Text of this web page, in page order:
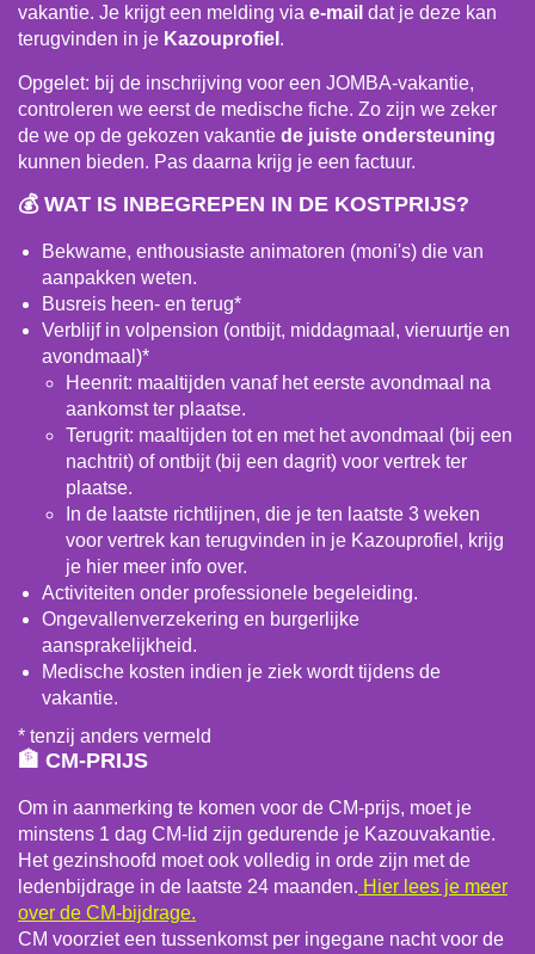
vakantie. Je krijgt een melding via e-mail dat je deze kan
terugvinden in je Kazouprofiel .
Opgelet: bij de inschrijving voor een JOMBA-vakantie,
controleren we eerst de medische fiche. Zo zijn we zeker
de we op de gekozen vakantie de juiste ondersteuning
kunnen bieden. Pas daarna krijg je een factuur.
💰 WAT IS INBEGREPEN IN DE KOSTPRIJS?
Bekwame, enthousiaste animatoren (moni's) die van
aanpakken weten.
Busreis heen- en terug*
Verblijf in volpension (ontbijt, middagmaal, vieruurtje en
avondmaal)*
Heenrit: maaltijden vanaf het eerste avondmaal na
aankomst ter plaatse.
Terugrit: maaltijden tot en met het avondmaal (bij een
nachtrit) of ontbijt (bij een dagrit) voor vertrek ter
plaatse.
In de laatste richtlijnen, die je ten laatste 3 weken
voor vertrek kan terugvinden in je Kazouprofiel, krijg
je hier meer info over.
Activiteiten onder professionele begeleiding.
Ongevallenverzekering en burgerlijke
aansprakelijkheid.
Medische kosten indien je ziek wordt tijdens de
vakantie.
* tenzij anders vermeld
🏦 CM-PRIJS
Om in aanmerking te komen voor de CM-prijs, moet je
minstens 1 dag CM-lid zijn gedurende je Kazouvakantie.
Het gezinshoofd moet ook volledig in orde zijn met de
ledenbijdrage in de laatste 24 maanden. Hier lees je meer
over de CM-bijdrage.
CM voorziet een tussenkomst per ingegane nacht voor de